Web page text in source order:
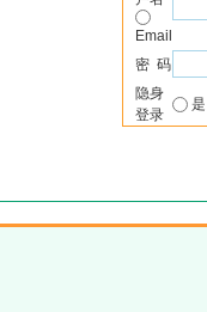
Email
密 码
隐身
登录